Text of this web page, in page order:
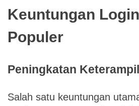
Keuntungan
Populer
Peningkatan
Salah satu keuntungan